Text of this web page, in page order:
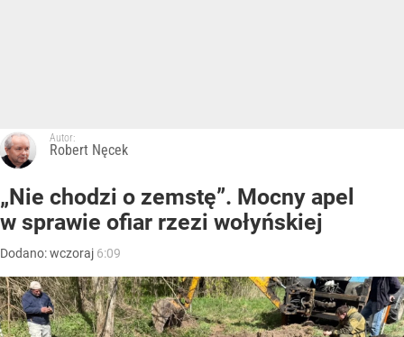
Autor:
Robert Nęcek
„Nie chodzi o zemstę”. Mocny apel
w sprawie ofiar rzezi wołyńskiej
Dodano:wczoraj 6:09